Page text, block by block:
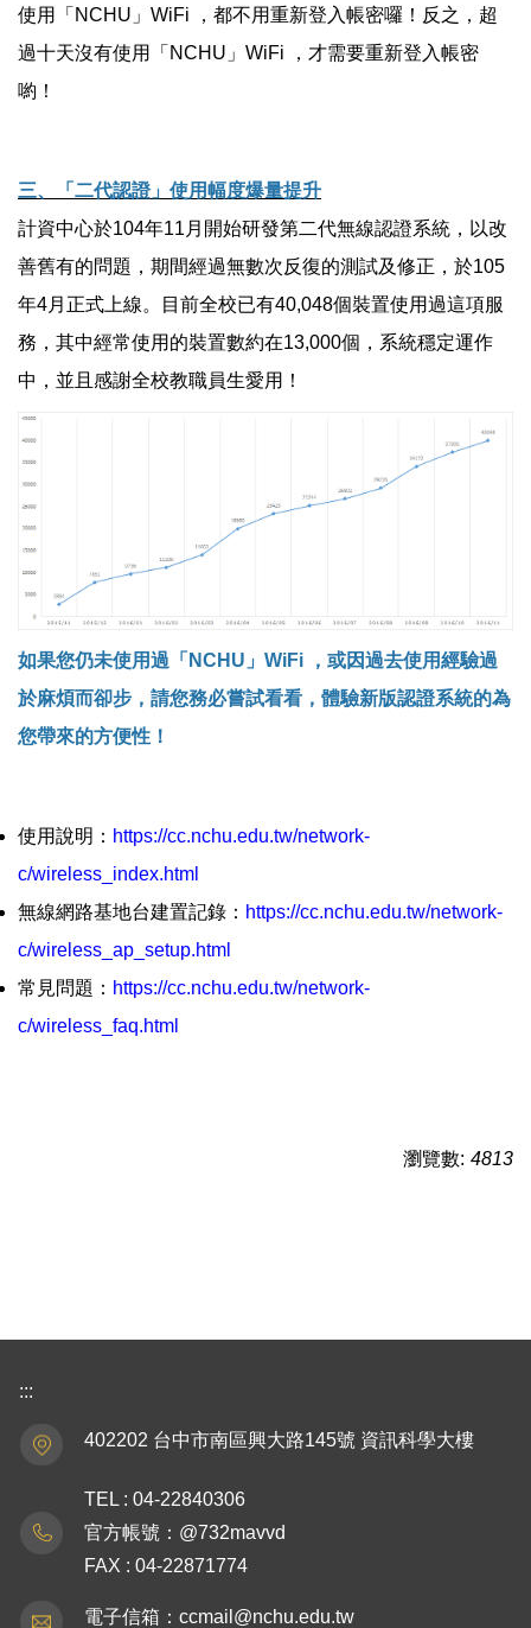
使用「NCHU」WiFi ，都不用重新登入帳密囉！反之，超
過十天沒有使用「NCHU」WiFi ，才需要重新登入帳密
喲！
三、「二代認證」使用幅度爆量提升
計資中心於104年11月開始研發第二代無線認證系統，以改
善舊有的問題，期間經過無數次反復的測試及修正，於105
年4月正式上線。目前全校已有40,048個裝置使用過這項服
務，其中經常使用的裝置數約在13,000個，系統穩定運作
中，並且感謝全校教職員生愛用！
如果您仍未使用過「NCHU」WiFi ，或因過去使用經驗過
於麻煩而卻步，請您務必嘗試看看，體驗新版認證系統的為
您帶來的方便性！
使用說明： https://cc.nchu.edu.tw/network-
c/wireless_index.html
無線網路基地台建置記錄： https://cc.nchu.edu.tw/network-
c/wireless_ap_setup.html
常見問題： https://cc.nchu.edu.tw/network-
c/wireless_faq.html
瀏覽數: 4813
:::
402202 台中市南區興大路145號 資訊科學大樓
TEL : 04-22840306
官方帳號：@732mavvd
FAX : 04-22871774
電子信箱：ccmail@nchu.edu.tw